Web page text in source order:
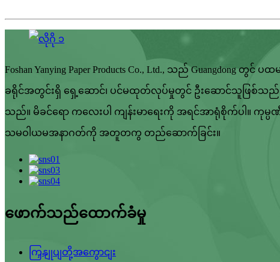
Foshan Yanying Paper Products Co., Ltd., သည် Guangdong
ခရိုင်အတွင်းရှိ ရှေ့ဆောင်၊ ပင်မထုတ်လုပ်မှုတွင် ဦးဆောင်သူဖြစ်သည်
သည်။ မိခင်ရော ကလေးပါ ကျန်းမာရေးကို အရင်အာရုံစိုက်ပါ။ ကု
သမဝါယမအနာဂတ်ကို အတူတကွ တည်ဆောက်ခြင်း။
ဖောက်သည်ထောက်ခံမှု
ကြှနျုပျတို့အကွောငျး